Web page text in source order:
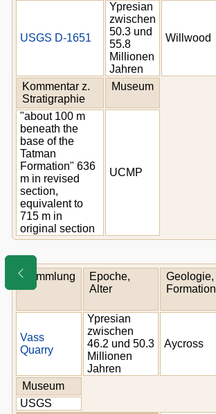
USGS D-1651
Ypresian
zwischen
50.3 und
55.8
Millionen
Jahren
Willwood
Kommentar z.
Stratigraphie
Museum
"about 100 m
beneath the
base of the
Tatman
Formation" 636
m in revised
section,
equivalent to
715 m in
original section
UCMP
Sammlung
Epoche,
Alter
Geologie,
Formation
Vass
Quarry
Ypresian
zwischen
46.2 und 50.3
Millionen
Jahren
Aycross
Museum
USGS